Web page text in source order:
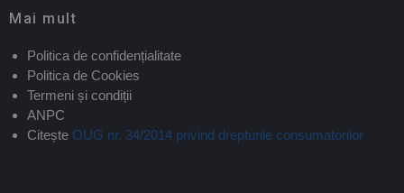
Mai mult
Politica de confidențialitate
Politica de Cookies
Termeni și condiții
ANPC
Citește OUG nr. 34/2014 privind drepturile consumatorilor